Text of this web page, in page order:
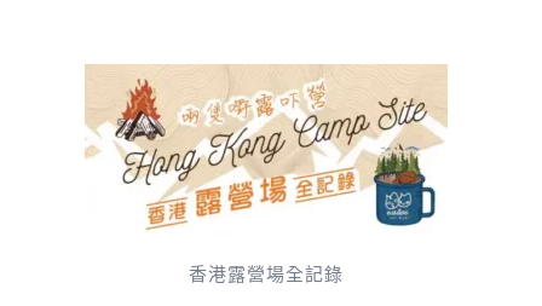
香港露營場全記錄